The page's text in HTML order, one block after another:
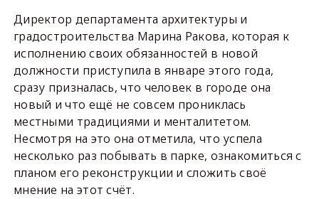
Директор департамента архитектуры и
градостроительства Марина Ракова, которая к
исполнению своих обязанностей в новой
должности приступила в январе этого года,
сразу призналась, что человек в городе она
новый и что ещё не совсем прониклась
местными традициями и менталитетом.
Несмотря на это она отметила, что успела
несколько раз побывать в парке, ознакомиться с
планом его реконструкции и сложить своё
мнение на этот счёт.